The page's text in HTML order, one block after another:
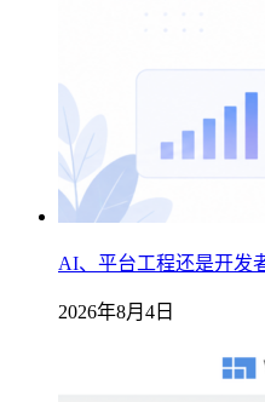
AI、平台工程还是开发
2026年8月4日